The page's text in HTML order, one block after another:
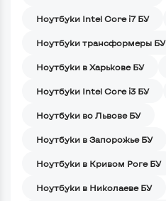
Ноутбуки Intel Core i7 БУ
Ноутбуки трансформеры БУ
Ноутбуки в Харькове БУ
Ноутбуки Intel Core i3 БУ
Ноутбуки во Львове БУ
Ноутбуки в Запорожье БУ
Ноутбуки в Кривом Роге БУ
Ноутбуки в Николаеве БУ